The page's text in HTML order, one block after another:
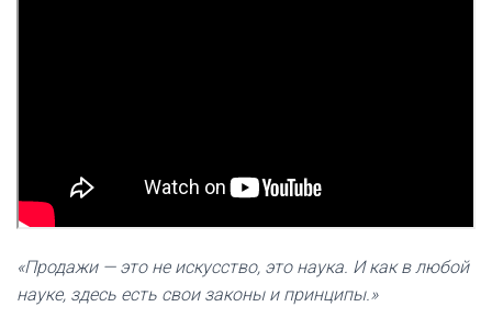
«Продажи — это не искусство, это наука. И как в любой
науке, здесь есть свои законы и принципы.»